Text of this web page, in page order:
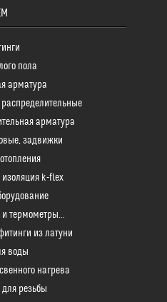
пола
арматура
распределительные
арматура
задвижки
k-flex
термометры...
из латуни
воды
нагрева
для резьбы